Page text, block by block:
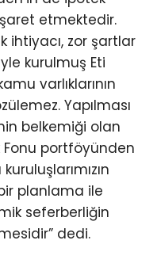
etmektedir.
ihtiyacı, zor şartlar
kurulmuş Eti
varlıklarının
Yapılması
belkemiği olan
Fonu portföyünden
planlama ile
seferberliğin
dedi.